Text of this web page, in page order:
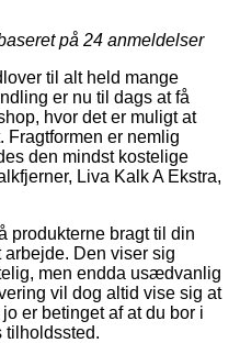
på 24 anmeldelser
til alt held mange
er nu til dags at få
hvor det er muligt at
Fragtformen er nemlig
den mindst kostelige
Liva Kalk A Ekstra,
produkterne bragt til din
Den viser sig
men endda usædvanlig
vil dog altid vise sig at
er betinget af at du bor i
tilholdssted.